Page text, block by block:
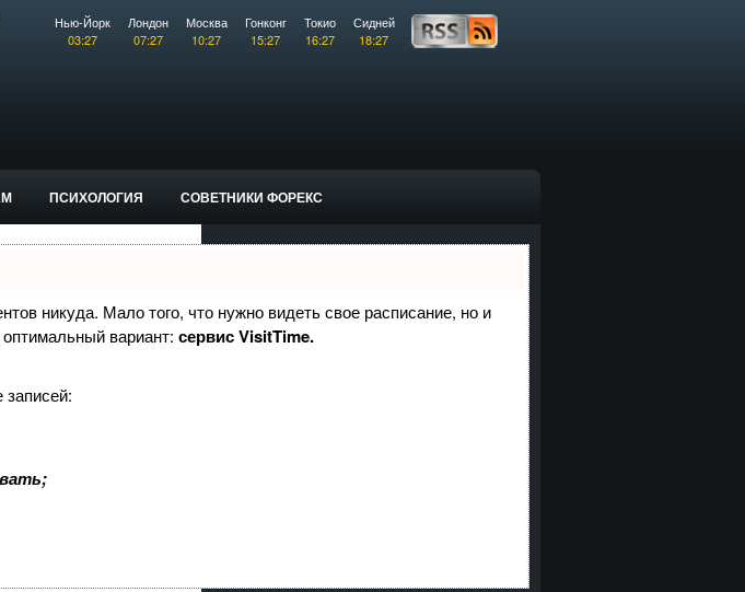
Нью-Йорк
03:27
Лондон
07:27
Москва
10:27
Гонконг
15:27
Токио
16:27
Сидней
18:27
ПСИХОЛОГИЯ
СОВЕТНИКИ ФОРЕКС
никуда. Мало того, что нужно видеть свое расписание, но и
вариант: сервис VisitTime.